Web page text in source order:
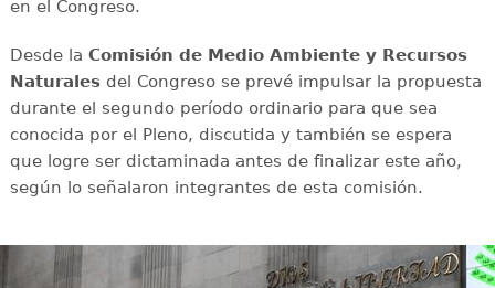
en el Congreso.
Desde la Comisión de Medio Ambiente y Recursos
Naturalesdel Congreso se prevé impulsar la propuesta
durante el segundo período ordinario para que sea
conocida por el Pleno, discutida y también se espera
que logre ser dictaminada antes de finalizar este año,
según lo señalaron integrantes de esta comisión.